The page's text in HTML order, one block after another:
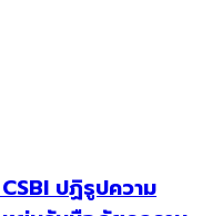
ปฏิรูปความ